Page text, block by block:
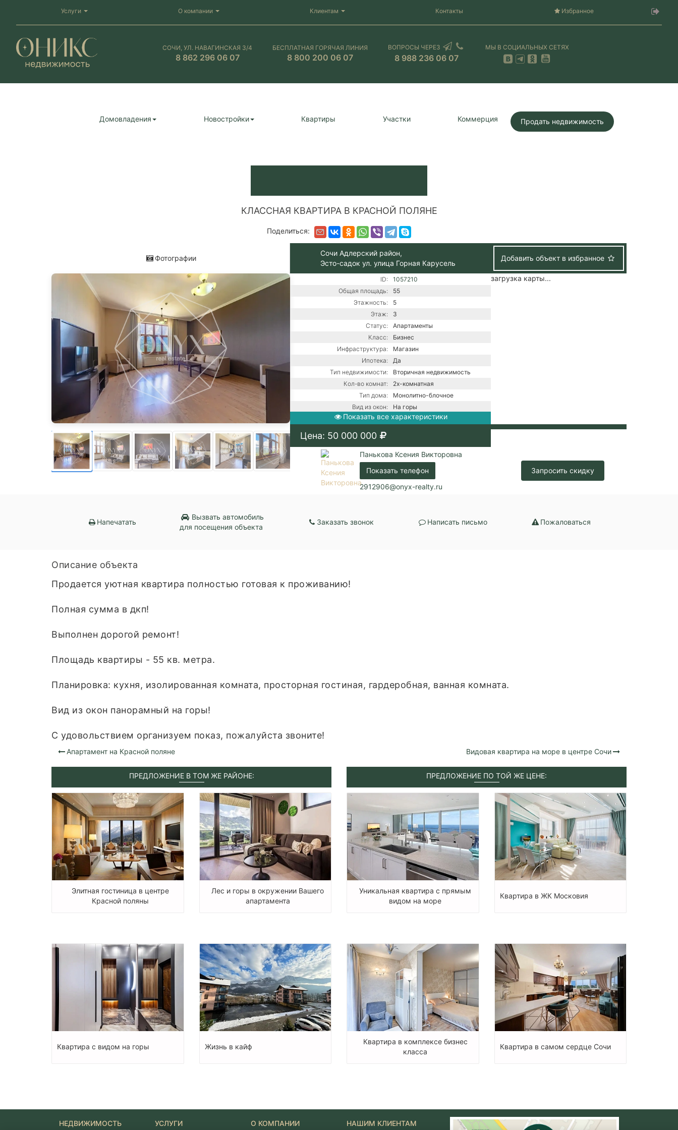
Услуги О компании Клиентам Контакты Избранное
СОЧИ, УЛ. НАВАГИНСКАЯ 3/4
8 862 296 06 07
БЕСПЛАТНАЯ ГОРЯЧАЯ ЛИНИЯ
8 800 200 06 07
ВОПРОСЫ ЧЕРЕЗ
8 988 236 06 07
МЫ В СОЦИАЛЬНЫХ СЕТЯХ
Домовладения Новостройки Квартиры Участки Коммерция Продать недвижимость
КЛАССНАЯ КВАРТИРА В КРАСНОЙ ПОЛЯНЕ
Поделиться:
Фотографии
Сочи Адлерский район,
Эсто-садок ул. улица Горная Карусель
Добавить объект в избранное
ID:
1057210
Общая площадь:
55
Этажность:
5
Этаж:
3
Статус:
Апартаменты
Класс:
Бизнес
Инфраструктура:
Магазин
Ипотека:
Да
Тип недвижимости:
Вторичная недвижимость
Кол-во комнат:
2х-комнатная
Тип дома:
Монолитно-блочное
Вид из окон:
На горы
Ремонт:
С ремонтом
Коммуникации:
Центральное водоснабжение /
Центральное отопление
Парковка:
Придомовая
Показать все характеристики
загрузка карты...
Цена: 50 000 000
Панькова Ксения Викторовна
Показать телефон
2912906@onyx-realty.ru
Запросить скидку
Напечатать
Вызвать автомобиль
для посещения объекта
Заказать звонок Написать письмо Пожаловаться
Описание объекта
Продается уютная квартира полностью готовая к проживанию!
Полная сумма в дкп!
Выполнен дорогой ремонт!
Площадь квартиры - 55 кв. метра.
Планировка: кухня, изолированная комната, просторная гостиная, гардеробная, ванная комната.
Вид из окон панорамный на горы!
С удовольствием организуем показ, пожалуйста звоните!
Апартамент на Красной поляне Видовая квартира на море в центре Сочи
ПРЕДЛОЖЕНИЕ В ТОМ ЖЕ РАЙОНЕ:
Элитная гостиница в центре
Красной поляны
Лес и горы в окружении Вашего
апартамента
Квартира с видом на горы Жизнь в кайф
ПРЕДЛОЖЕНИЕ ПО ТОЙ ЖЕ ЦЕНЕ:
Уникальная квартира с прямым
видом на море
Квартира в ЖК Московия
Квартира в комплексе бизнес
класса
Квартира в самом сердце Сочи
НЕДВИЖИМОСТЬ УСЛУГИ О КОМПАНИИ НАШИМ КЛИЕНТАМ